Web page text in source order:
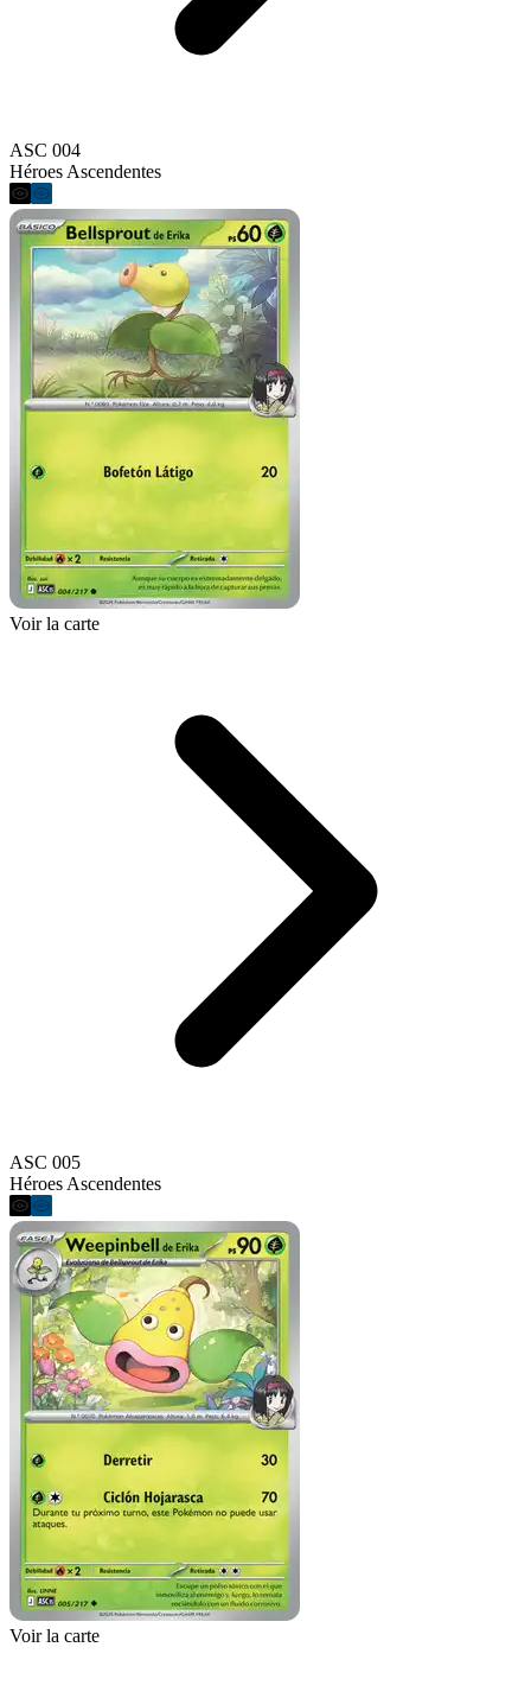
ASC 004
Héroes Ascendentes
Voir la carte
ASC 005
Héroes Ascendentes
Voir la carte